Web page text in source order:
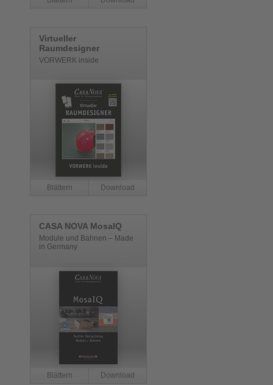
Virtueller
Raumdesigner
VORWERK inside
CASA NOVA MosaIQ
Module und Bahnen – Made
in Germany